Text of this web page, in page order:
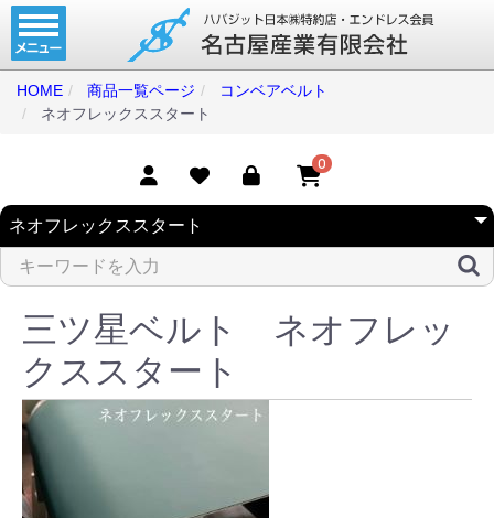
ホーム
コンベアベルト
タイミングベルト
メカファースト
現地エンドレス
コンベアベルトショップ
会社案内
HOME 商品一覧ページ
コンベアベルト
ネオフレックススタート
0
三ツ星ベルト ネオフレッ
クススタート